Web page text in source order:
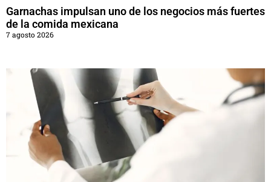
Garnachas impulsan uno de los negocios más fuertes
de la comida mexicana
7 agosto 2026